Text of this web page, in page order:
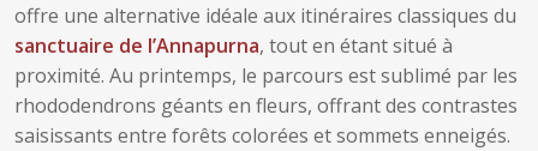
offre une alternative idéale aux itinéraires classiques du
sanctuaire de l’Annapurna, tout en étant situé à
proximité. Au printemps, le parcours est sublimé par les
rhododendrons géants en fleurs, offrant des contrastes
saisissants entre forêts colorées et sommets enneigés.